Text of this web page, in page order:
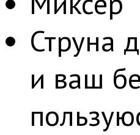
Струна
и ваш